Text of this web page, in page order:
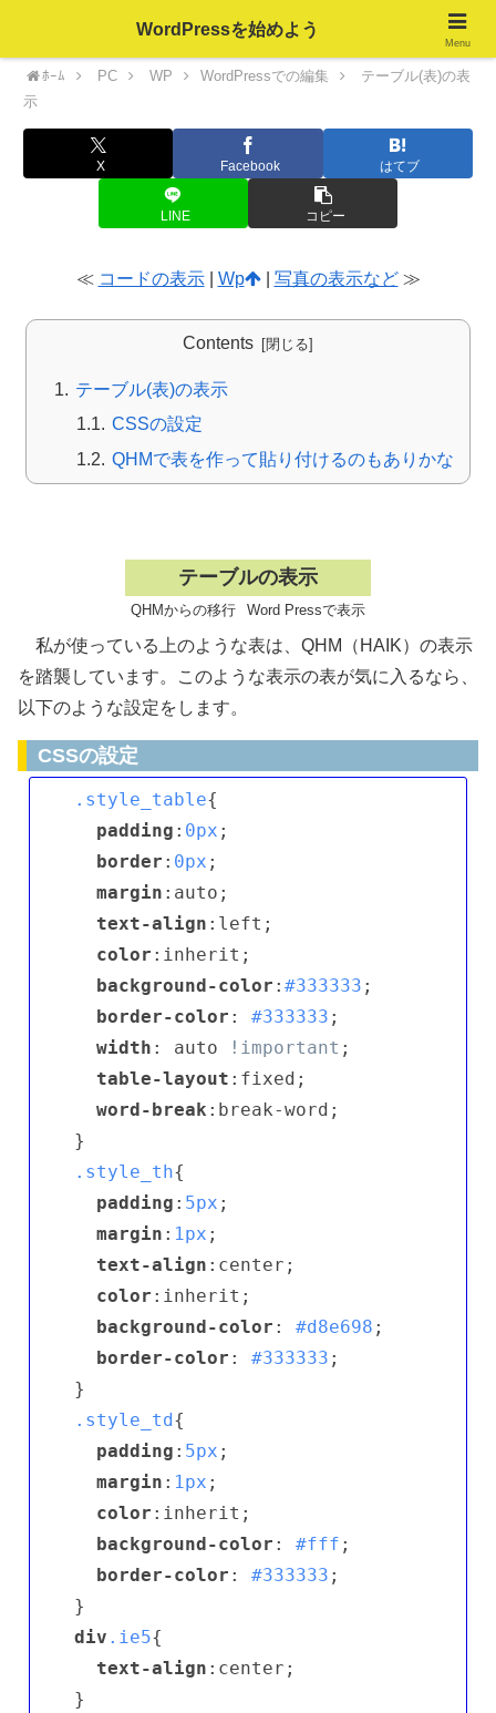
ﾎｰﾑ PC WP WordPressでの編集
テーブル(表)の表
示
X Facebook はてブ
LINE コピー
≪ コードの表示| Wp | 写真の表示など≫
Contents
テーブル(表)の表示
CSSの設定
QHMで表を作って貼り付けるのもありかな
テーブルの表示
QHMからの移行 Word Pressで表示
私が使っている上のような表は、QHM（HAIK）の表示
を踏襲しています。このような表示の表が気に入るなら、
以下のような設定をします。
CSSの設定
.style_table{
padding : 0px ;
border : 0px ;
margin :auto;
text-align :left;
color :inherit;
background-color :#333333 ;
border-color : #333333 ;
width : auto !important ;
table-layout :fixed;
word-break :break-word;
.style_th{
padding : 5px ;
margin : 1px ;
text-align :center;
color :inherit;
background-color : #d8e698 ;
border-color : #333333 ;
.style_td{
padding : 5px ;
margin : 1px ;
color :inherit;
background-color : #fff ;
border-color : #333333 ;
div .ie5{
text-align :center;
WordPressを始めよう
Menu